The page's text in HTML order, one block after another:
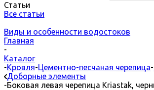
Статьи
Все статьи
Виды и особенности водостоков
Главная
-
Каталог
-Кровля-Цементно-песчаная черепица-
Доборные элементы
-Боковая левая черепица Kriastak,